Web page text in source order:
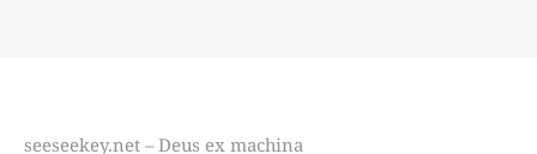
seeseekey.net – Deus ex machina